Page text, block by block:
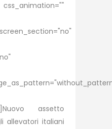
assetto
allevatori italiani